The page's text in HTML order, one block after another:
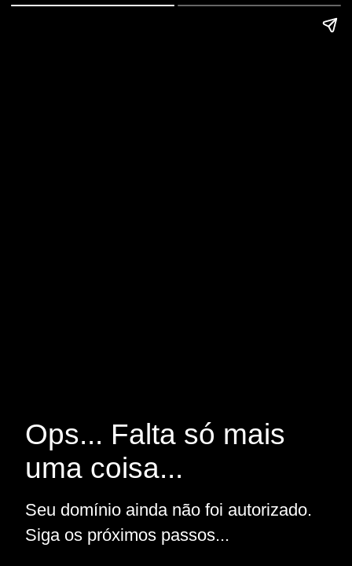
Ops... Falta só mais
uma coisa...
Seu domínio ainda não foi autorizado.
Siga os próximos passos...